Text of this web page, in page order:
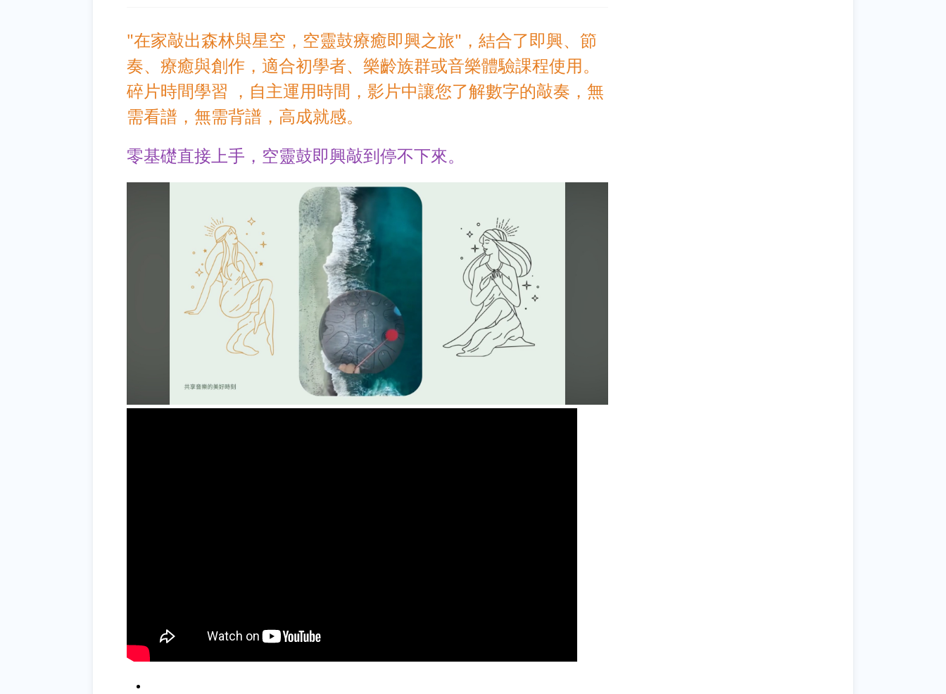
"在家敲出森林與星空，空靈鼓療癒即興之旅"，結合了即興、節
奏、療癒與創作，適合初學者、樂齡族群或音樂體驗課程使用。
碎片時間學習 ，自主運用時間，影片中讓您了解數字的敲奏，無
需看譜，無需背譜，高成就感。
零基礎直接上手，空靈鼓即興敲到停不下來。